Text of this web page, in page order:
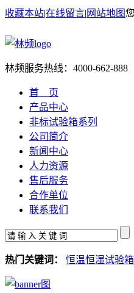
收藏本站|在线留言| 网站地图
林频服务热线： 4000-662-888
首 页
产品中心
非标试验箱系列
公司简介
新闻中心
人力资源
售后服务
合作单位
联系我们
热门关键词： 恒温恒湿试验箱